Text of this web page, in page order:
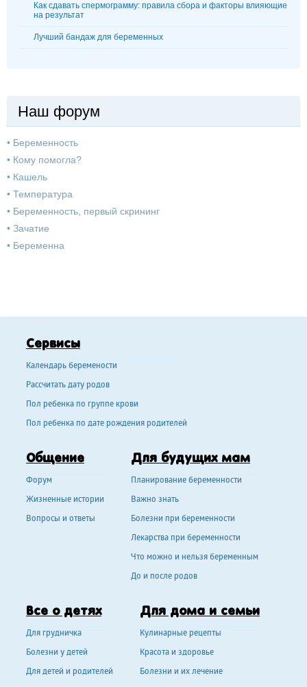
Как сдавать спермограмму: правила сбора и факторы влияющие
на результат
Лучший бандаж для беременных
Наш форум
• Беременность
• Кому помогла?
• Кашель
• Температура
• Беременность, первый скрининг
• Зачатие
• Беременна
Сервисы
Календарь беремености
Рассчитать дату родов
Пол ребенка по группе крови
Пол ребенка по дате рождения родителей
Общение
Форум
Жизненные истории
Вопросы и ответы
Для будущих мам
Планирование беременности
Важно знать
Болезни при беременности
Лекарства при беременности
Что можно и нельзя беременным
До и после родов
Все о детях
Для грудничка
Болезни у детей
Для детей и родителей
Для дома и семьи
Кулинарные рецепты
Красота и здоровье
Болезни и их лечение